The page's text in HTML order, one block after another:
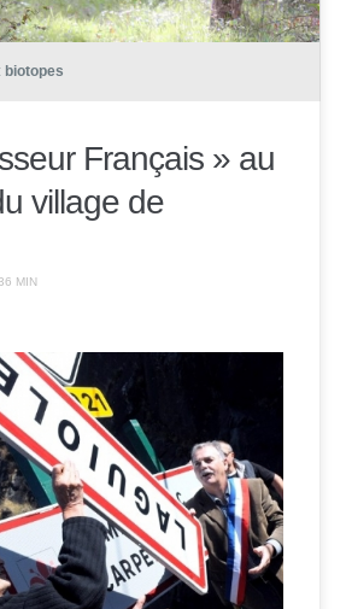
biotopes
Français » au
village de
MIN